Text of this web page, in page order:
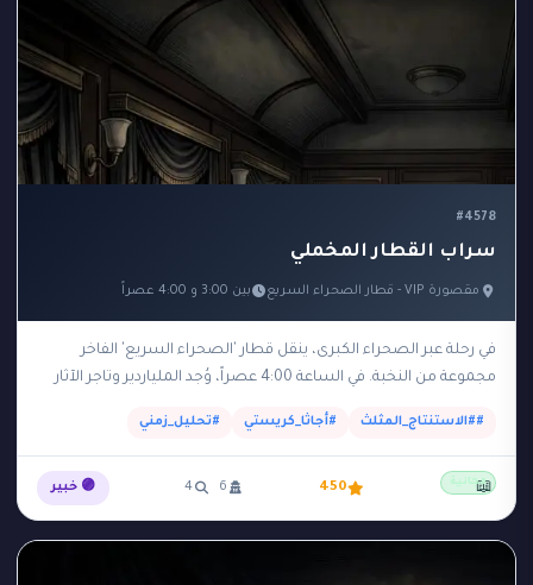
#4578
سراب القطار المخملي
مقصورة VIP - قطار الصحراء السريع بين 3:00 و 4:00 عصراً
في رحلة عبر الصحراء الكبرى، ينقل قطار 'الصحراء السريع' الفاخر
مجموعة من النخبة. في الساعة 4:00 عصراً، وُجد الملياردير وتاجر الآثار
##الاستنتاج_المثلث #أجاثا_كريستي #تحليل_زمني
مجانية 450
6
4 🟣 خبير 📖